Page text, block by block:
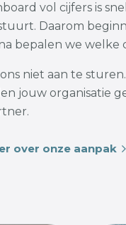
vol cijfers is
Daarom
bepalen we
niet aan te
jouw organisatie
over onze aanpak